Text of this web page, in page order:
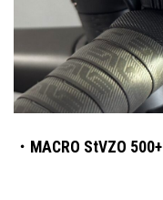
・MACRO StVZO 500+